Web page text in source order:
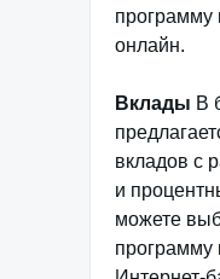
программу
онлайн.
Вклады В
вкладов с
и
можете
программу